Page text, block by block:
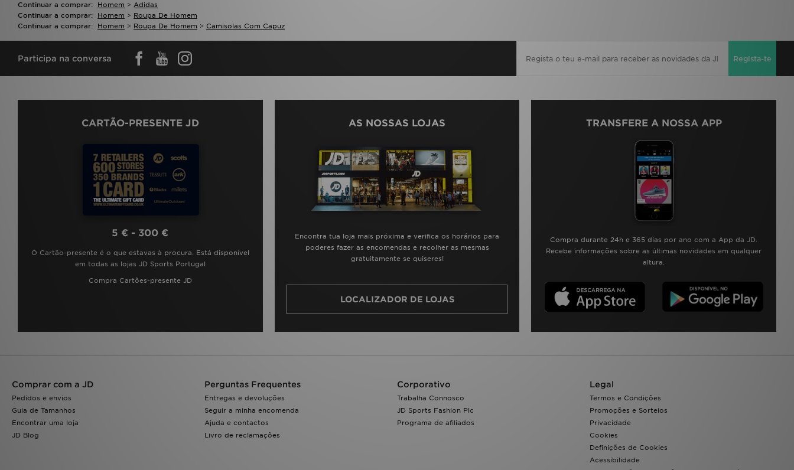
Continuar a comprar: Homem > Adidas
Continuar a comprar:
Homem > Roupa De Homem
Continuar a comprar:
Homem > Roupa De Homem > Camisolas Com Capuz
Participa na conversa Regista-te
CARTÃO-PRESENTE JD
5 € - 300 €
O Cartão-presente é o que estavas à procura. Está disponível
em todas as lojas JD Sports Portugal
Compra Cartões-presente JD
AS NOSSAS LOJAS
Encontra tua loja mais próxima e verifica os horários para
poderes fazer as encomendas e recolher as mesmas
gratuitamente se quiseres!
LOCALIZADOR DE LOJAS
TRANSFERE A NOSSA APP
Compra durante 24h e 365 dias por ano com a App da JD.
Recebe informações sobre as últimas novidades em qualquer
altura.
Comprar com a JD
Pedidos e envios
Guia de Tamanhos
Encontrar uma loja
JD Blog
Perguntas Frequentes
Entregas e devoluções
Seguir a minha encomenda
Ajuda e contactos
Livro de reclamações
Corporativo
Trabalha Connosco
JD Sports Fashion Plc
Programa de afiliados
Legal
Termos e Condições
Promoções e Sorteios
Privacidade
Cookies
Definições de Cookies
Acessibilidade